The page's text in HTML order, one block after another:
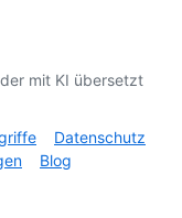
mit KI übersetzt
Datenschutz
Blog